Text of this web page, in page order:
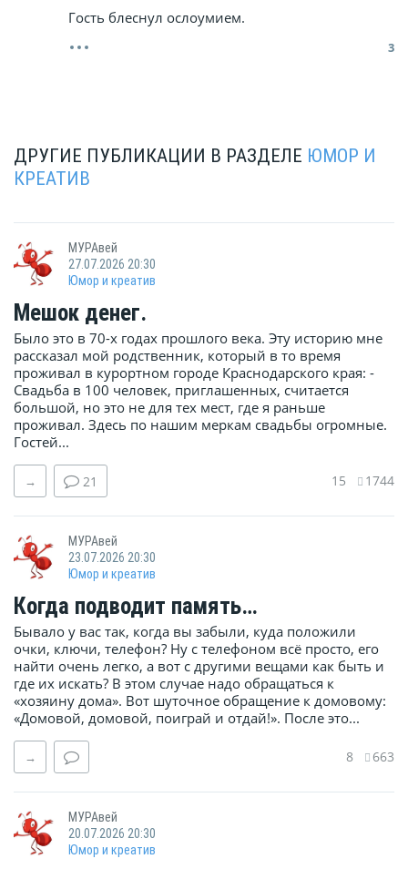
Гость блеснул ослоумием.
3
ДРУГИЕ ПУБЛИКАЦИИ В РАЗДЕЛЕ ЮМОР И
КРЕАТИВ
МУРАвей
27.07.2026 20:30
Юмор и креатив
Мешок денег.
Было это в 70-х годах прошлого века. Эту историю мне
рассказал мой родственник, который в то время
проживал в курортном городе Краснодарского края: -
Свадьба в 100 человек, приглашенных, считается
большой, но это не для тех мест, где я раньше
проживал. Здесь по нашим меркам свадьбы огромные.
Гостей...
→ 21 15 1744
МУРАвей
23.07.2026 20:30
Юмор и креатив
Когда подводит память…
Бывало у вас так, когда вы забыли, куда положили
очки, ключи, телефон? Ну с телефоном всё просто, его
найти очень легко, а вот с другими вещами как быть и
где их искать? В этом случае надо обращаться к
«хозяину дома». Вот шуточное обращение к домовому:
«Домовой, домовой, поиграй и отдай!». После это...
→ 8 663
МУРАвей
20.07.2026 20:30
Юмор и креатив